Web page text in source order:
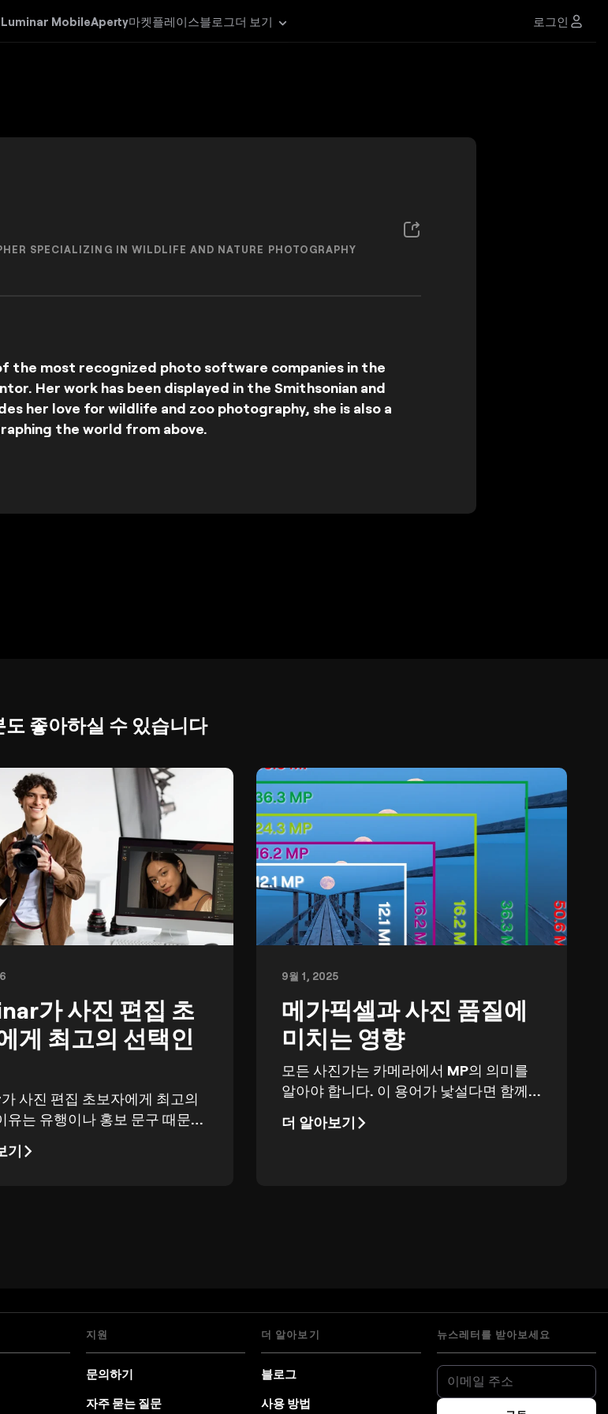
Luminar MobileAperty마켓플레이스블로그더 보기 로그인
SPECIALIZING IN WILDLIFE AND NATURE PHOTOGRAPHY
the most recognized photo software companies in the
Her work has been displayed in the Smithsonian and
her love for wildlife and zoo photography, she is also a
the world from above.
도 좋아하실 수 있습니다
가 사진 편집 초
게 최고의 선택인
사진 편집 초보자에게 최고의
유는 유행이나 홍보 문구 때문이
결과를 얻을 수 있기 때문입니
기
9월 1, 2025
메가픽셀과 사진 품질에
미치는 영향
모든 사진가는 카메라에서 MP의 의미를
알아야 합니다. 이 용어가 낯설다면 함께
엇인지, 카메라에 적절한 메가픽셀 수는
더 알아보기
지원
문의하기
자주 묻는 질문
더 알아보기
블로그
사용 방법
뉴스레터를 받아보세요